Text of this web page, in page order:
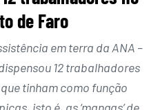
de Faro
em terra da ANA –
12 trabalhadores
tinham como função